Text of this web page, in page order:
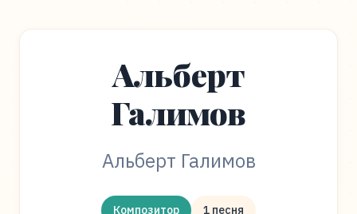
Альберт
Галимов
Альберт Галимов
Композитор 1 песня